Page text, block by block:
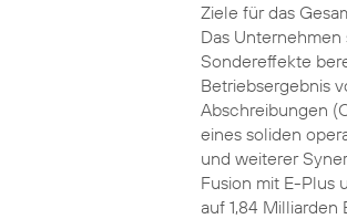
Ziele für das
Das
Sondereffekte
Betriebsergebnis
Abschreibungen
eines soliden
und weiterer
Fusion mit E-Plus
auf 1,84 Milliarden